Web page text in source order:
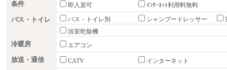
条件 即入居可 ｲﾝﾀｰﾈｯﾄ利用料無料
バス・トイレ バス・トイレ別 シャンプードレッサー
浴室乾燥機
冷暖房 エアコン
放送・通信 CATV インターネット